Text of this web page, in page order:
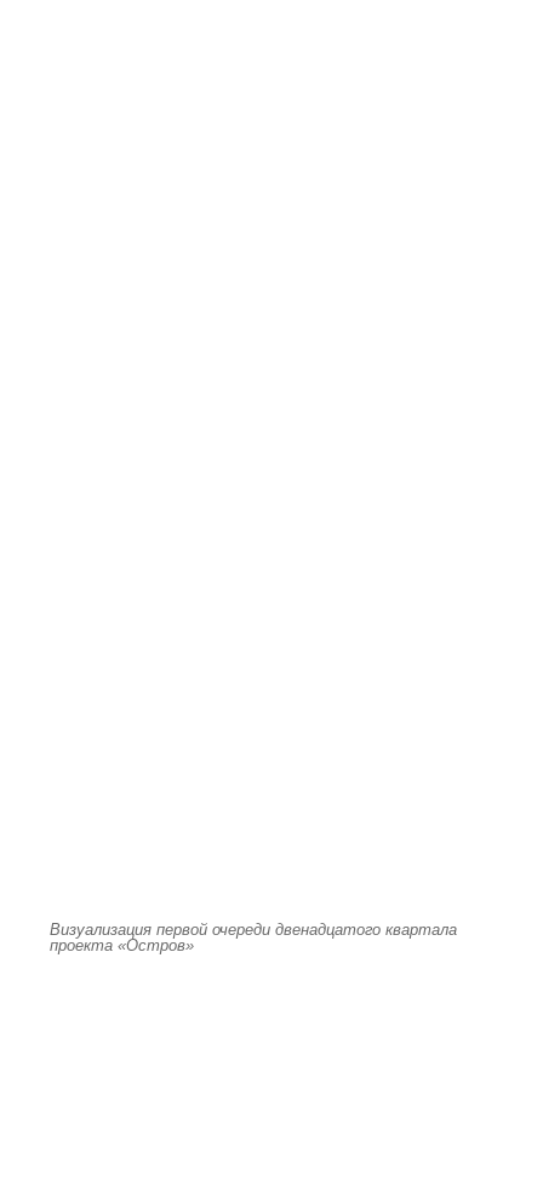
Визуализация первой очереди двенадцатого квартала
проекта «Остров»